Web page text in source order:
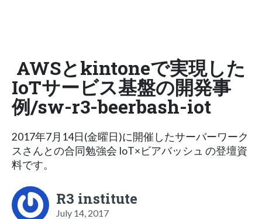
AWSとkintoneで実現した
IoTサービス基盤の開発事
例/sw-r3-beerbash-iot
2017年7月14日(金曜日)に開催したサーバーワーク
スさんとの合同勉強会 IoT×ビアバッシュ の登壇資
料です。
R3 institute
July 14, 2017